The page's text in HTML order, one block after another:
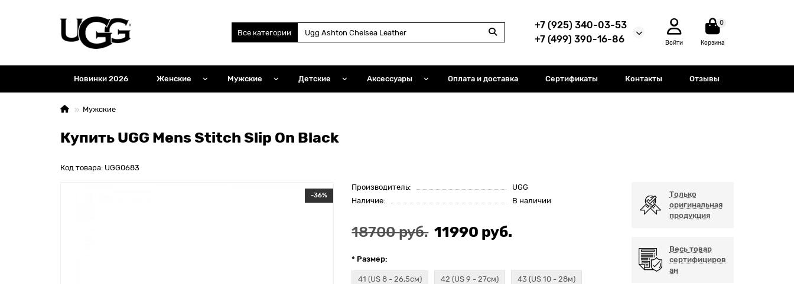
Все категории
+7 (925) 340-03-53
+7 (499) 390-16-86
Войти
0
Корзина
Новинки 2026 Женские Мужские Детские Аксессуары Оплата и доставка Сертификаты Контакты Отзывы
Мужские
Купить UGG Mens Stitch Slip On Black
Код товара: UGG0683
-36%
Производитель:
UGG
Наличие:
В наличии
18700 руб. 11990 руб.
* Размер:
41 (US 8 - 26,5см) 42 (US 9 - 27см) 43 (US 10 - 28м)
Только
оригинальная
продукция
Весь товар
сертифициров
ан